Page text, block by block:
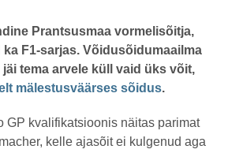
Prantsusmaa vormelisõitja,
F1-sarjas. Võidusõidumaailma
tema arvele küll vaid üks võit,
mälestusväärses sõidus.
GP kvalifikatsioonis näitas parimat
kelle ajasõit ei kulgenud aga